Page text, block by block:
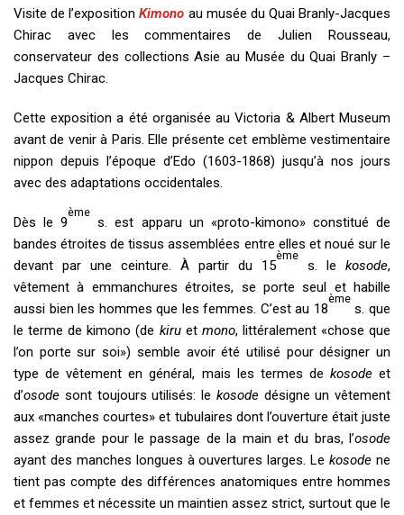
Visite de l’expositionKimono au musée du Quai Branly-Jacques
Chirac avec les commentaires de Julien Rousseau,
conservateur des collections Asie au Musée du Quai Branly –
Jacques Chirac.
Cette exposition a été organisée au Victoria & Albert Museum
avant de venir à Paris. Elle présente cet emblème vestimentaire
nippon depuis l’époque d’Edo (1603-1868) jusqu’à nos jours
avec des adaptations occidentales.
Dès le 9
ème
s. est apparu un «proto-kimono» constitué de
bandes étroites de tissus assemblées entre elles et noué sur le
devant par une ceinture. À partir du 15
ème
s. le kosode,
vêtement à emmanchures étroites, se porte seul et habille
aussi bien les hommes que les femmes. C’est au 18
ème
s. que
le terme de kimono (de kiruet mono, littéralement «chose que
l’on porte sur soi») semble avoir été utilisé pour désigner un
type de vêtement en général, mais les termes de kosodeet
d’osode sont toujours utilisés: le kosodedésigne un vêtement
aux «manches courtes» et tubulaires dont l’ouverture était juste
assez grande pour le passage de la main et du bras, l’osode
ayant des manches longues à ouvertures larges. Lekosode ne
tient pas compte des différences anatomiques entre hommes
et femmes et nécessite un maintien assez strict, surtout que le